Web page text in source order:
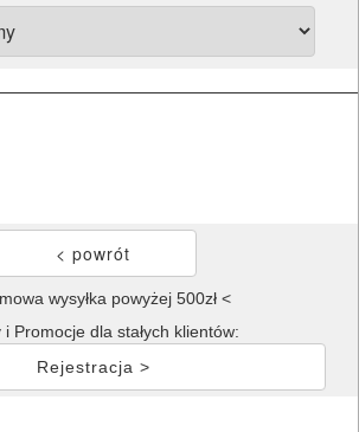
wysyłka powyżej 500zł <
i Promocje dla stałych klientów:
Rejestracja >